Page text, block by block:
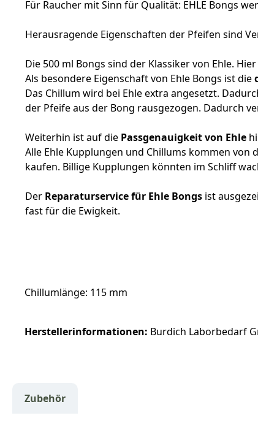
Für Raucher mit Sinn für Qualität: EHLE Bongs
Herausragende Eigenschaften der Pfeifen sind
Die 500 ml Bongs sind der Klassiker von Ehle.
Als besondere Eigenschaft von Ehle Bongs ist die
Das Chillum wird bei Ehle extra angesetzt.
der Pfeife aus der Bong rausgezogen. Dadurch
Weiterhin ist auf die Passgenauigkeit von Ehle
Alle Ehle Kupplungen und Chillums kommen
kaufen. Billige Kupplungen könnten im Schliff
Der Reparaturservice für Ehle Bongs ist
fast für die Ewigkeit.
Chillumlänge: 115 mm
Herstellerinformationen: Burdich Laborbedarf
Zubehör